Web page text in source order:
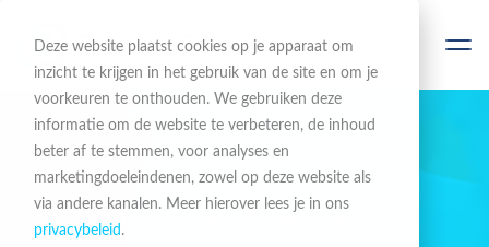
Deze website plaatst cookies op je apparaat om
inzicht te krijgen in het gebruik van de site en om je
voorkeuren te onthouden. We gebruiken deze
informatie om de website te verbeteren, de inhoud
beter af te stemmen, voor analyses en
marketingdoeleindenen, zowel op deze website als
via andere kanalen. Meer hierover lees je in ons
privacybeleid .
BLIJF OP DE HOOGTE
Nieuws & Acties